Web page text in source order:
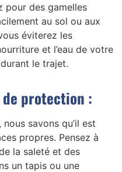
pour des gamelles
au sol ou aux
éviterez les
et l’eau de votre
le trajet.
protection :
savons qu’il est
propres. Pensez à
la saleté et des
un tapis ou une